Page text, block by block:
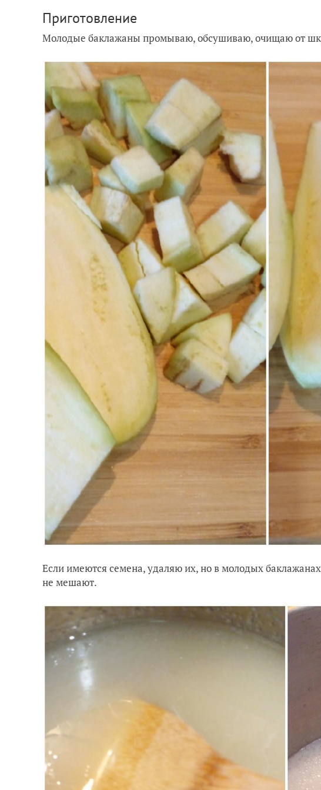
Приготовление
Молодые баклажаны промываю, обсушиваю, очищаю от
Если имеются семена, удаляю их, но в молодых
не мешают.